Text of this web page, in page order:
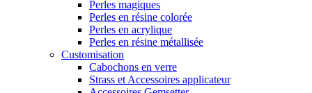
Perles magiques
Perles en résine colorée
Perles en acrylique
Perles en résine métallisée
Customisation
Cabochons en verre
Strass et Accessoires applicateur